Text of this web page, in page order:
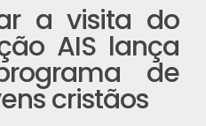
a visita do
AIS lança
de
cristãos